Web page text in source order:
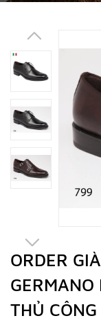
ORDER
THỦ